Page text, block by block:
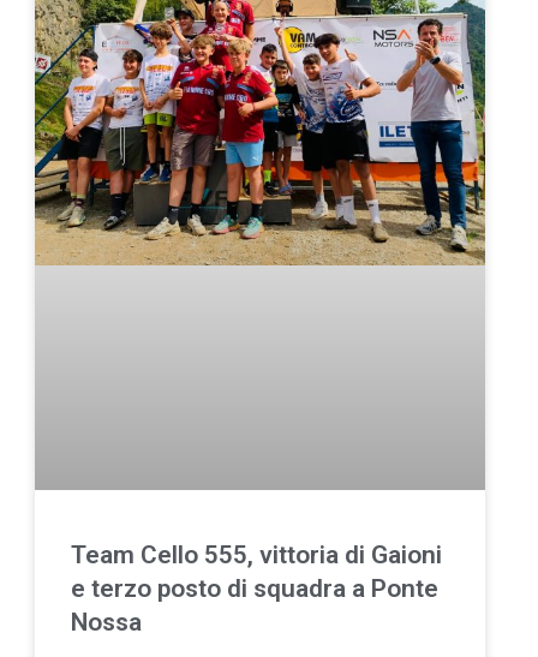
Team Cello 555, vittoria di Gaioni
e terzo posto di squadra a Ponte
Nossa